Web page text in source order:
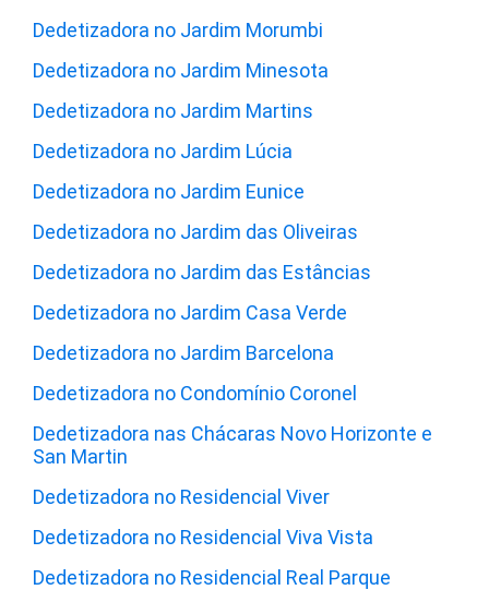
Dedetizadora no Jardim Morumbi
Dedetizadora no Jardim Minesota
Dedetizadora no Jardim Martins
Dedetizadora no Jardim Lúcia
Dedetizadora no Jardim Eunice
Dedetizadora no Jardim das Oliveiras
Dedetizadora no Jardim das Estâncias
Dedetizadora no Jardim Casa Verde
Dedetizadora no Jardim Barcelona
Dedetizadora no Condomínio Coronel
Dedetizadora nas Chácaras Novo Horizonte e
San Martin
Dedetizadora no Residencial Viver
Dedetizadora no Residencial Viva Vista
Dedetizadora no Residencial Real Parque